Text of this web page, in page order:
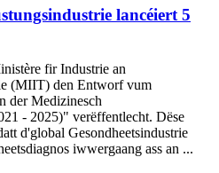
lancéiert 5
fir Industrie an
(MIIT) den Entworf vum
der Medizinesch
- 2025)" verëffentlecht. Dëse
d'global Gesondheetsindustrie
iwwergaang ass an ...